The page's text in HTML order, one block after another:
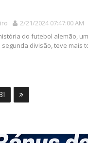
2/21/2024 07:47:00 AM
do futebol alemão,
segunda divisão, teve mais